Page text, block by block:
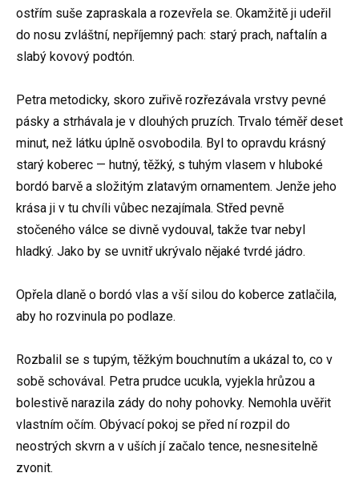
ostřím suše zapraskala a rozevřela se. Okamžitě ji udeřil
do nosu zvláštní, nepříjemný pach: starý prach, naftalín a
slabý kovový podtón.
Petra metodicky, skoro zuřivě rozřezávala vrstvy pevné
pásky a strhávala je v dlouhých pruzích. Trvalo téměř deset
minut, než látku úplně osvobodila. Byl to opravdu krásný
starý koberec — hutný, těžký, s tuhým vlasem v hluboké
bordó barvě a složitým zlatavým ornamentem. Jenže jeho
krása ji v tu chvíli vůbec nezajímala. Střed pevně
stočeného válce se divně vydouval, takže tvar nebyl
hladký. Jako by se uvnitř ukrývalo nějaké tvrdé jádro.
Opřela dlaně o bordó vlas a vší silou do koberce zatlačila,
aby ho rozvinula po podlaze.
Rozbalil se s tupým, těžkým bouchnutím a ukázal to, co v
sobě schovával. Petra prudce ucukla, vyjekla hrůzou a
bolestivě narazila zády do nohy pohovky. Nemohla uvěřit
vlastním očím. Obývací pokoj se před ní rozpil do
neostrých skvrn a v uších jí začalo tence, nesnesitelně
zvonit.